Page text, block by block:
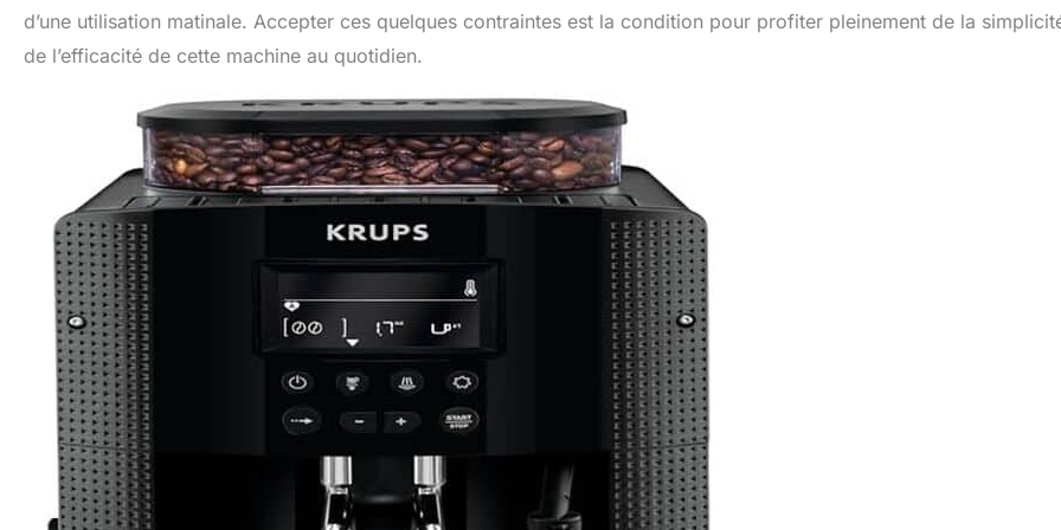
d’une utilisation matinale. Accepter ces quelques contraintes est la condition pour profiter pleinement de la
de l’efficacité de cette machine au quotidien.